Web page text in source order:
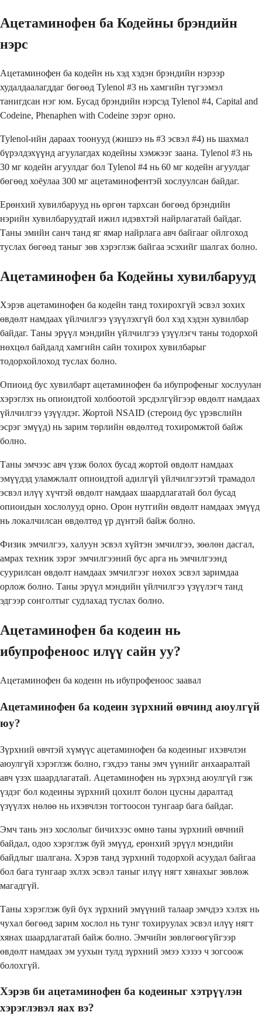
Ацетаминофен ба Кодейны брэндийн
нэрс
Ацетаминофен ба кодейн нь хэд хэдэн брэндийн нэрээр
худалдаалагддаг бөгөөд Tylenol #3 нь хамгийн түгээмэл
танигдсан нэг юм. Бусад брэндийн нэрсэд Tylenol #4, Capital and
Codeine, Phenaphen with Codeine зэрэг орно.
Tylenol-ийн дараах тоонууд (жишээ нь #3 эсвэл #4) нь шахмал
бүрэлдэхүүнд агуулагдах кодейны хэмжээг заана. Tylenol #3 нь
30 мг кодейн агуулдаг бол Tylenol #4 нь 60 мг кодейн агуулдаг
бөгөөд хоёулаа 300 мг ацетаминофентэй хослуулсан байдаг.
Ерөнхий хувилбарууд нь өргөн тархсан бөгөөд брэндийн
нэрийн хувилбаруудтай ижил идэвхтэй найрлагатай байдаг.
Таны эмийн санч танд яг ямар найрлага авч байгааг ойлгоход
туслах бөгөөд таныг зөв хэрэглэж байгаа эсэхийг шалгах болно.
Ацетаминофен ба Кодейны хувилбарууд
Хэрэв ацетаминофен ба кодейн танд тохирохгүй эсвэл зохих
өвдөлт намдаах үйлчилгээ үзүүлэхгүй бол хэд хэдэн хувилбар
байдаг. Таны эрүүл мэндийн үйлчилгээ үзүүлэгч таны тодорхой
нөхцөл байдалд хамгийн сайн тохирох хувилбарыг
тодорхойлоход туслах болно.
Опиоид бус хувилбарт ацетаминофен ба ибупрофеныг хослуулан
хэрэглэх нь опиоидтой холбоотой эрсдэлгүйгээр өвдөлт намдаах
үйлчилгээ үзүүлдэг. Жортой NSAID (стероид бус үрэвслийн
эсрэг эмүүд) нь зарим төрлийн өвдөлтөд тохиромжтой байж
болно.
Таны эмчээс авч үзэж болох бусад жортой өвдөлт намдаах
эмүүдэд уламжлалт опиоидтой адилгүй үйлчилгээтэй трамадол
эсвэл илүү хүчтэй өвдөлт намдаах шаардлагатай бол бусад
опиоидын хослолууд орно. Орон нутгийн өвдөлт намдаах эмүүд
нь локалчилсан өвдөлтөд үр дүнтэй байж болно.
Физик эмчилгээ, халуун эсвэл хүйтэн эмчилгээ, зөөлөн дасгал,
амрах техник зэрэг эмчилгээний бус арга нь эмчилгээнд
суурилсан өвдөлт намдаах эмчилгээг нөхөх эсвэл заримдаа
орлож болно. Таны эрүүл мэндийн үйлчилгээ үзүүлэгч танд
эдгээр сонголтыг судлахад туслах болно.
Ацетаминофен ба кодеин нь
ибупрофеноос илүү сайн уу?
Ацетаминофен ба кодеин нь ибупрофеноос заавал
Ацетаминофен ба кодеин зүрхний өвчинд аюулгүй
юу?
Зүрхний өвчтэй хүмүүс ацетаминофен ба кодеиныг ихэвчлэн
аюулгүй хэрэглэж болно, гэхдээ таны эмч үүнийг анхааралтай
авч үзэх шаардлагатай. Ацетаминофен нь зүрхэнд аюулгүй гэж
үздэг бол кодеины зүрхний цохилт болон цусны даралтад
үзүүлэх нөлөө нь ихэвчлэн тогтоосон тунгаар бага байдаг.
Эмч тань энэ хослолыг бичихээс өмнө таны зүрхний өвчний
байдал, одоо хэрэглэж буй эмүүд, ерөнхий эрүүл мэндийн
байдлыг шалгана. Хэрэв танд зүрхний тодорхой асуудал байгаа
бол бага тунгаар эхлэх эсвэл таныг илүү нягт хянахыг зөвлөж
магадгүй.
Таны хэрэглэж буй бүх зүрхний эмүүний талаар эмчдээ хэлэх нь
чухал бөгөөд зарим хослол нь тунг тохируулах эсвэл илүү нягт
хянах шаардлагатай байж болно. Эмчийн зөвлөгөөгүйгээр
өвдөлт намдаах эм уухын тулд зүрхний эмээ хэзээ ч зогсоож
болохгүй.
Хэрэв би ацетаминофен ба кодеиныг хэтрүүлэн
хэрэглэвэл яах вэ?